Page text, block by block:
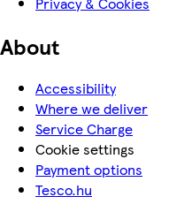
About
Accessibility
Where we deliver
Service Charge
Cookie settings
Payment options
Tesco.hu